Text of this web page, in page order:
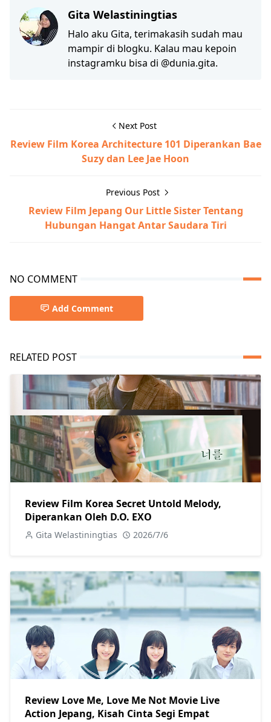
Gita Welastiningtias
Halo aku Gita, terimakasih sudah mau
mampir di blogku. Kalau mau kepoin
instagramku bisa di @dunia.gita.
Next Post
Review Film Korea Architecture 101 Diperankan Bae
Suzy dan Lee Jae Hoon
Previous Post
Review Film Jepang Our Little Sister Tentang
Hubungan Hangat Antar Saudara Tiri
NO COMMENT
Add Comment
RELATED POST
Review Film Korea Secret Untold Melody,
Diperankan Oleh D.O. EXO
Gita Welastiningtias 2026/7/6
Review Love Me, Love Me Not Movie Live
Action Jepang, Kisah Cinta Segi Empat